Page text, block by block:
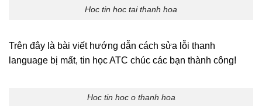
Hoc tin hoc tai thanh hoa
Trên đây là bài viết hướng dẫn cách sửa lỗi thanh
language bị mất, tin học ATC chúc các bạn thành công!
Hoc tin hoc o thanh hoa